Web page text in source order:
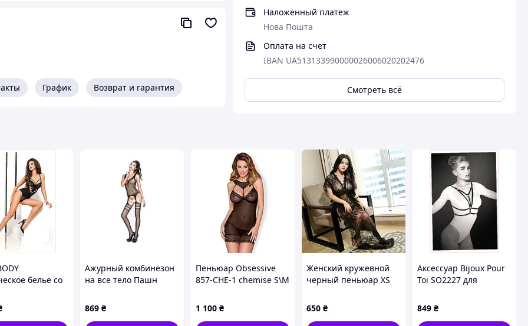
Наложенный платеж
Нова Пошта
Оплата на счет
IBAN UA513133990000026006020202476
Смотреть всё
фигуре.
станет вашим верным спутником в создании
График Возврат и гарантия
белье со
Ажурный комбинезон
на все тело Пашн
869 ₴
Пеньюар Obsessive
857-CHE-1 chemise S\M
1 100 ₴
Женский кружевной
черный пеньюар XS
прозрачный халат с
поясом из нейлона
650 ₴
Аксессуар Bijoux Pour
Toi SO2227 для
9X5792B3
849 ₴